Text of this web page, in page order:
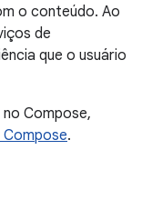
o conteúdo. Ao
de
que o usuário
Compose,
.